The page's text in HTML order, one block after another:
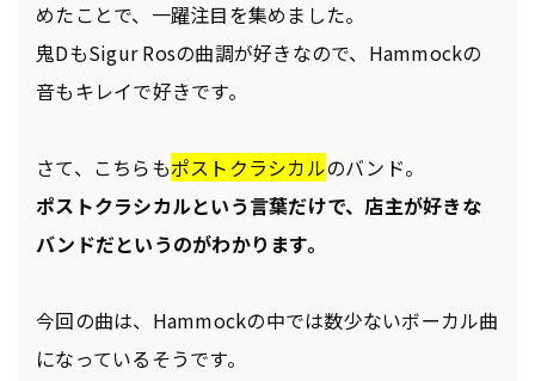
めたことで、一躍注目を集めました。
鬼DもSigur Rosの曲調が好きなので、Hammockの
音もキレイで好きです。
さて、こちらもポストクラシカルのバンド。
ポストクラシカルという言葉だけで、店主が好きな
バンドだというのがわかります。
今回の曲は、Hammockの中では数少ないボーカル曲
になっているそうです。